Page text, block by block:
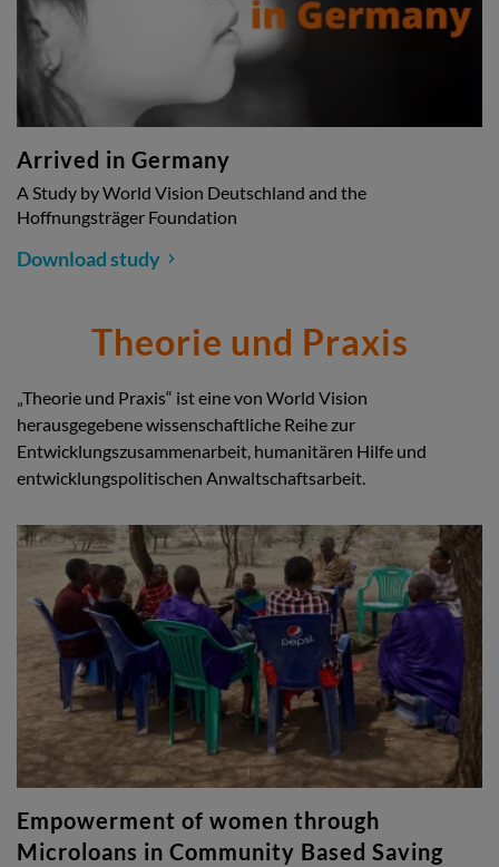
Arrived in Germany
A Study by World Vision Deutschland and the
Hoffnungsträger Foundation
Download study
Theorie und Praxis
„Theorie und Praxis“ ist eine von World Vision
herausgegebene wissenschaftliche Reihe zur
Entwicklungszusammenarbeit, humanitären Hilfe und
entwicklungspolitischen Anwaltschaftsarbeit.
Empowerment of women through
Microloans in Community Based Saving